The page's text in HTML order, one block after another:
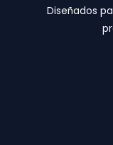
Diseñados